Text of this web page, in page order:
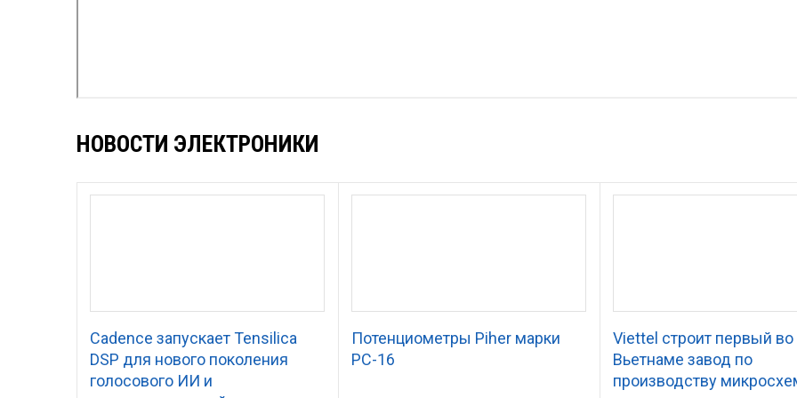
НОВОСТИ ЭЛЕКТРОНИКИ
Cadence запускает Tensilica
DSP для нового поколения
голосового ИИ и
Потенциометры Piher марки
PC-16
Viettel строит первый во
Вьетнаме завод по
производству